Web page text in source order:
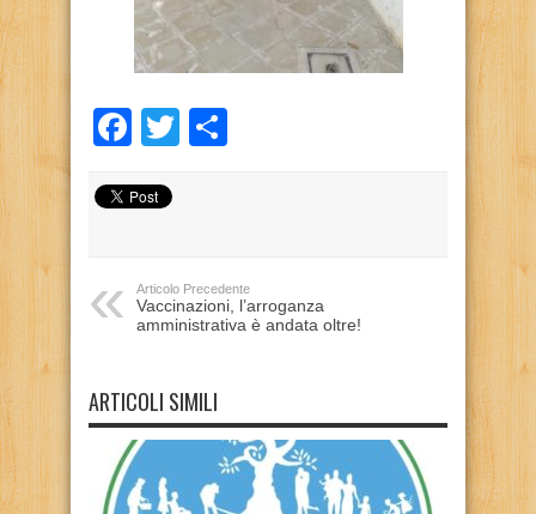
Facebook
Twitter
Articolo Precedente
Vaccinazioni, l’arroganza
amministrativa è andata oltre!
ARTICOLI SIMILI